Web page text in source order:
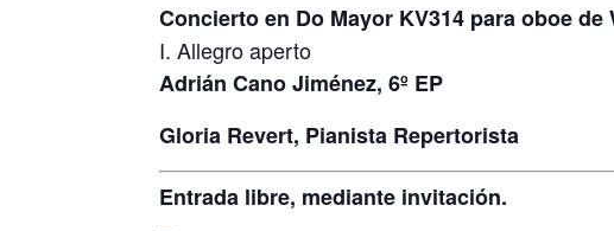
Concierto en Do Mayor KV314 para oboe
I. Allegro aperto
Adrián Cano Jiménez, 6º EP
Gloria Revert, Pianista Repertorista
Entrada libre, mediante invitación.